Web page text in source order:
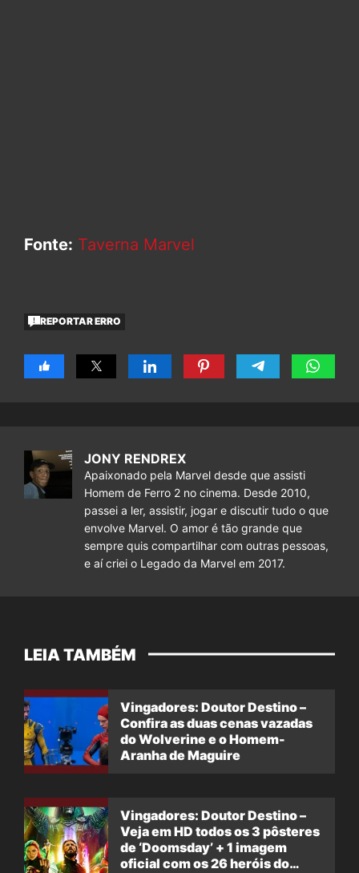
Fonte: Taverna Marvel
REPORTAR ERRO
JONY RENDREX
Apaixonado pela Marvel desde que assisti
Homem de Ferro 2 no cinema. Desde 2010,
passei a ler, assistir, jogar e discutir tudo o que
envolve Marvel. O amor é tão grande que
sempre quis compartilhar com outras pessoas,
e aí criei o Legado da Marvel em 2017.
LEIA TAMBÉM
Vingadores: Doutor Destino –
Confira as duas cenas vazadas
do Wolverine e o Homem-
Aranha de Maguire
Vingadores: Doutor Destino –
Veja em HD todos os 3 pôsteres
de ‘Doomsday’ + 1 imagem
oficial com os 26 heróis do